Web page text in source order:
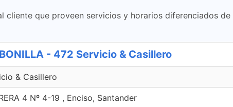
cliente que proveen servicios y horarios diferenciados de
- 472 Servicio & Casillero
& Casillero
4 Nº 4-19 , Enciso, Santander